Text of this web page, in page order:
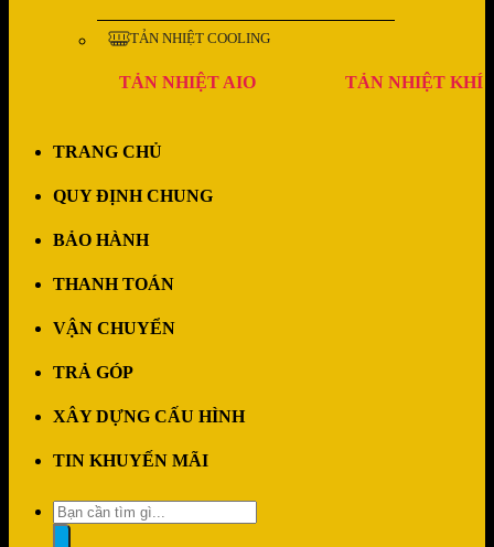
TẢN NHIỆT COOLING
TẢN NHIỆT AIO TẢN NHIỆT KHÍ
TRANG CHỦ
QUY ĐỊNH CHUNG
BẢO HÀNH
THANH TOÁN
VẬN CHUYỂN
TRẢ GÓP
XÂY DỰNG CẤU HÌNH
TIN KHUYẾN MÃI
Tìm
kiếm: